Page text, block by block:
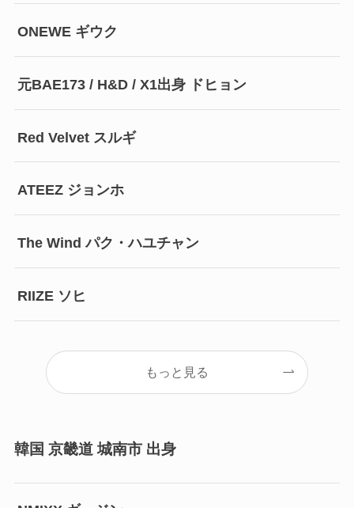
ONEWE ギウク
元BAE173 / H&D / X1出身 ドヒョン
Red Velvet スルギ
ATEEZ ジョンホ
The Wind パク・ハユチャン
RIIZE ソヒ
もっと見る
韓国 京畿道 城南市 出身